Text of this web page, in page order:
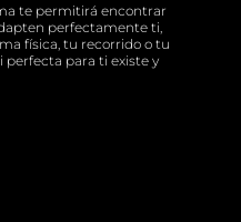
te permitirá encontrar
perfectamente ti,
física, tu recorrido o tu
perfecta para ti existe y